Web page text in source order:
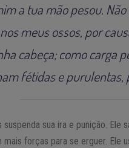
a tua mão pesou.
meus ossos, por
cabeça; como carga
fétidas e purulentas,
suspenda sua ira e punição.
forças para se erguer. Ele